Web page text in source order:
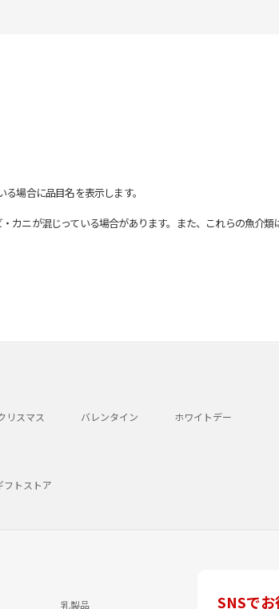
場合に品目名を表示します。
ニが混じっている場合があります。また、これらの魚介類
リスマス バレンタイン ホワイトデー
フトストア
乳製品 SNSで